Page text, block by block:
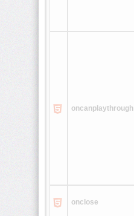
Home
CSS
oncanplaythrough
onclose